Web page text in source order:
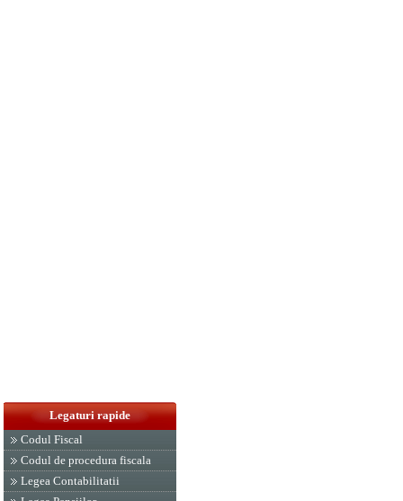
Legaturi rapide
Codul Fiscal
Codul de procedura fiscala
Legea Contabilitatii